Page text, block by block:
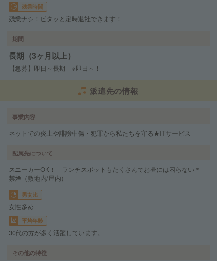
残業時間
残業ナシ！ピタッと定時退社できます！
期間
長期（3ヶ月以上）
【急募】即日～長期 ※即日～！
派遣先の情報
事業内容
ネットでの炎上や誹謗中傷・犯罪から私たちを守る★ITサービス
配属先について
スニーカーOK！ ランチスポットもたくさんでお昼には困らない＊
禁煙（敷地内/屋内）
男女比
女性多め
平均年齢
30代の方が多く活躍しています。
その他の特徴